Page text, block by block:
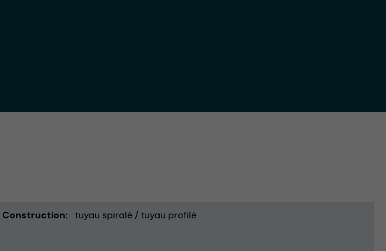
Construction tuyau spiralé / tuyau profilé